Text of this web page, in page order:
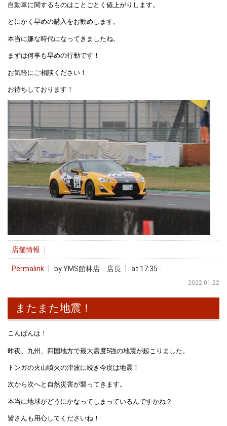
自動車に関するものはことごとく値上がりします。
とにかく早めの購入をお勧めします。
本当に嫌な時代になってきましたね。
まずは何事も早めの行動です！
お気軽にご相談ください！
お待ちしております！
店舗情報
Permalink by YMS館林店 店長 at 17:35
2022.01.22
またまた地震！
こんばんは！
昨夜、九州、四国地方で最大震度5強の地震が起こりました。
トンガの火山噴火の津波に続き今度は地震！
次から次へと自然災害が襲ってきます。
本当に地球がどうにかなってしまっているんですかね？
皆さんも用心してくださいね！